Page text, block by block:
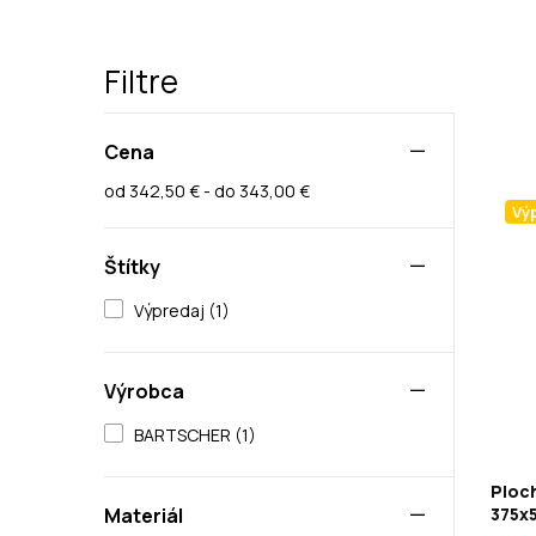
Filtre
Cena
od 342,50 € - do 343,00 €
Štítky
Výpredaj (1)
Výrobca
BARTSCHER (1)
Materiál